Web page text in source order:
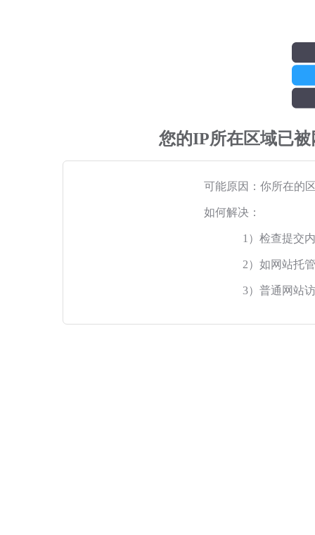
您的IP所在区域已
可能原因：你所在的
如何解决：
1）检查提交
2）如网站托
3）普通网站